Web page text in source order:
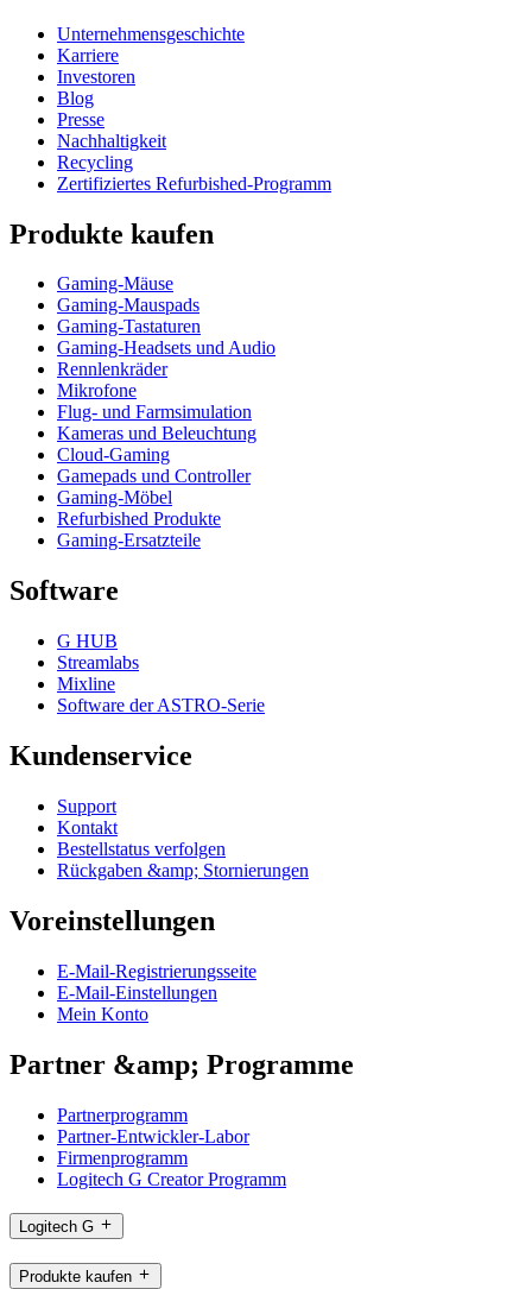
Unternehmensgeschichte
Karriere
Investoren
Blog
Presse
Nachhaltigkeit
Recycling
Zertifiziertes Refurbished-Programm
Produkte kaufen
Gaming-Mäuse
Gaming-Mauspads
Gaming-Tastaturen
Gaming-Headsets und Audio
Rennlenkräder
Mikrofone
Flug- und Farmsimulation
Kameras und Beleuchtung
Cloud-Gaming
Gamepads und Controller
Gaming-Möbel
Refurbished Produkte
Gaming-Ersatzteile
Software
G HUB
Streamlabs
Mixline
Software der ASTRO-Serie
Kundenservice
Support
Kontakt
Bestellstatus verfolgen
Rückgaben &amp; Stornierungen
Voreinstellungen
E-Mail-Registrierungsseite
E-Mail-Einstellungen
Mein Konto
Partner &amp; Programme
Partnerprogramm
Partner-Entwickler-Labor
Firmenprogramm
Logitech G Creator Programm
Logitech G
Produkte kaufen